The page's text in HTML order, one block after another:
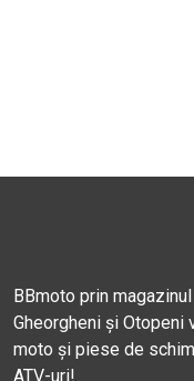
BBmoto prin
Gheorgheni și
moto și piese de
ATV-uri!